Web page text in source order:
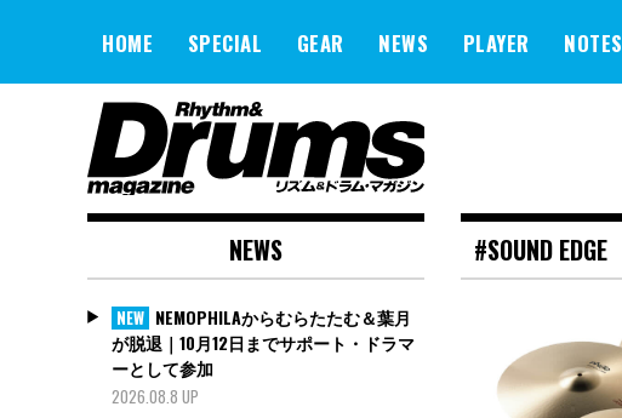
HOME SPECIAL GEAR NEWS PLAYER NOTES
#SOUND EDGE
NEWS
NEW NEMOPHILAからむらたたむ＆葉月
が脱退｜10月12日までサポート・ドラマ
ーとして参加
2026.08.8 UP